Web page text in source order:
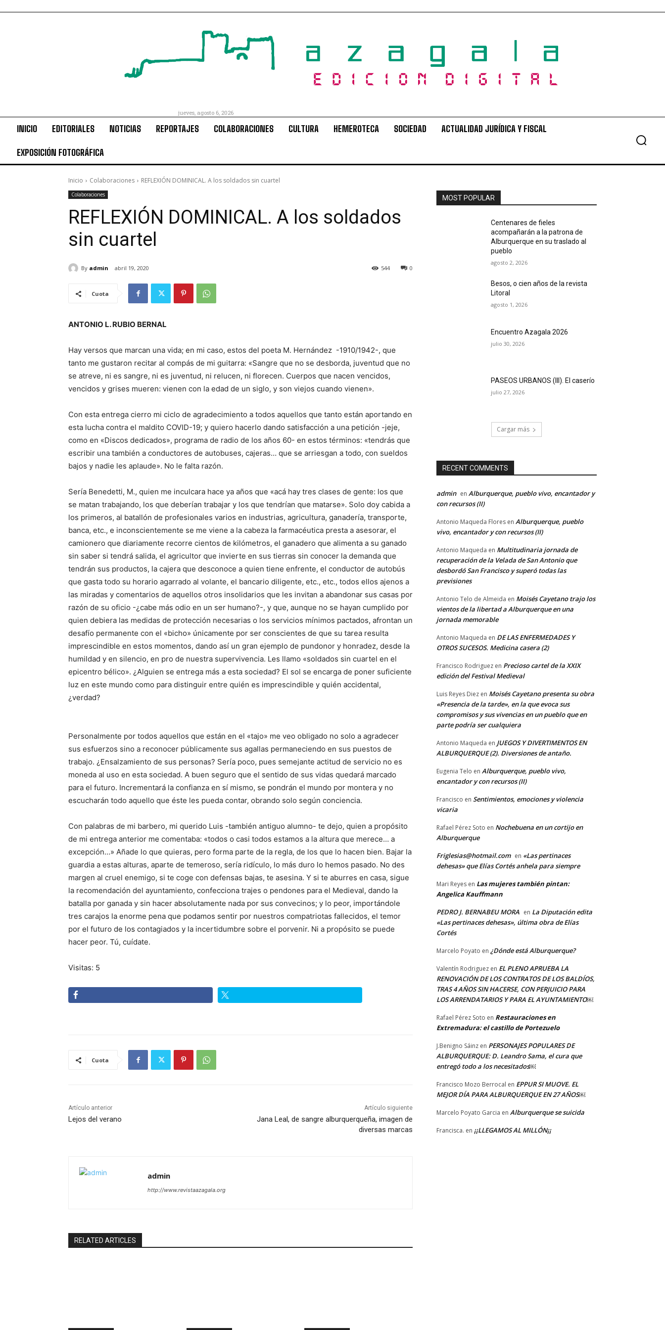
jueves, agosto 6, 2026
INICIO EDITORIALES NOTICIAS REPORTAJES COLABORACIONES CULTURA HEMEROTECA SOCIEDAD ACTUALIDAD JURÍDICA Y FISCAL
EXPOSICIÓN FOTOGRÁFICA
Inicio Colaboraciones REFLEXIÓN DOMINICAL. A los soldados sin cuartel
Colaboraciones
REFLEXIÓN DOMINICAL. A los soldados
sin cuartel
By admin abril 19, 2020 0
544
Cuota
ANTONIO L. RUBIO BERNAL
Hay versos que marcan una vida; en mi caso, estos del poeta M. Hernández -1910/1942-, que
tanto me gustaron recitar al compás de mi guitarra: «Sangre que no se desborda, juventud que no
se atreve, ni es sangre, ni es juventud, ni relucen, ni florecen. Cuerpos que nacen vencidos,
vencidos y grises mueren: vienen con la edad de un siglo, y son viejos cuando vienen».
Con esta entrega cierro mi ciclo de agradecimiento a todos aquellos que tanto están aportando en
esta lucha contra el maldito COVID-19; y quiero hacerlo dando satisfacción a una petición -jeje,
como en «Discos dedicados», programa de radio de los años 60- en estos términos: «tendrás que
escribir una también a conductores de autobuses, cajeras… que se arriesgan a todo, con sueldos
bajos y nadie les aplaude». No le falta razón.
Sería Benedetti, M., quien me inculcara hace ya años que «acá hay tres clases de gente: los que
se matan trabajando, los que deberían trabajar y los que tendrían que matarse». Solo doy cabida a
los primeros, al batallón de profesionales varios en industrias, agricultura, ganadería, transporte,
banca, etc., e inconscientemente se me viene a la cabeza la farmacéutica presta a asesorar, el
camionero que diariamente recorre cientos de kilómetros, el ganadero que alimenta a su ganado
sin saber si tendrá salida, el agricultor que invierte en sus tierras sin conocer la demanda que
tendrán sus productos, la cajera que desconoce a quien tiene enfrente, el conductor de autobús
que gasta todo su horario agarrado al volante, el bancario diligente, etc., etc., todos ellos ajenos a
las miradas y comentarios de aquellos otros insolidarios que les invitan a abandonar sus casas por
razón de su oficio -¿cabe más odio en un ser humano?-, y que, aunque no se hayan cumplido por
quien debiera las medidas de protección necesarias o los servicios mínimos pactados, afrontan un
desafío permanente con el «bicho» únicamente por ser conscientes de que su tarea resulta
imprescindible en estos momentos, dando así un gran ejemplo de pundonor y honradez, desde la
humildad y en silencio, en pro de nuestra supervivencia. Les llamo «soldados sin cuartel en el
epicentro bélico». ¿Alguien se entrega más a esta sociedad? El sol se encarga de poner suficiente
luz en este mundo como para distinguir entre quién es imprescindible y quién accidental,
¿verdad?
Personalmente por todos aquellos que están en el «tajo» me veo obligado no solo a agradecer
sus esfuerzos sino a reconocer públicamente sus agallas permaneciendo en sus puestos de
trabajo. ¿Ensalzamiento de sus personas? Sería poco, pues semejante actitud de servicio no es
moneda al uso en esta sociedad. A buen seguro que el sentido de sus vidas quedará marcado
para el futuro. Incrementará la confianza en sí mismo, se pondrán el mundo por montera y no
escucharán todo aquello que éste les pueda contar, obrando solo según conciencia.
Con palabras de mi barbero, mi querido Luis -también antiguo alumno- te dejo, quien a propósito
de mi entrega anterior me comentaba: «todos o casi todos estamos a la altura que merece… a
excepción…» Añade lo que quieras, pero forma parte de la regla, de los que lo hacen bien. Bajar la
guardia a estas alturas, aparte de temeroso, sería ridículo, lo más duro lo hemos pasado. No des
margen al cruel enemigo, si te coge con defensas bajas, te asesina. Y si te aburres en casa, sigue
la recomendación del ayuntamiento, confecciona trajes o pendones para el Medieval, dando la
batalla por ganada y sin hacer absolutamente nada por sus convecinos; y lo peor, importándole
tres carajos la enorme pena que podamos sentir por nuestros compatriotas fallecidos, el temor
por el futuro de los contagiados y la incertidumbre sobre el porvenir. Ni a propósito se puede
hacer peor. Tú, cuídate.
Visitas: 5
Cuota
Artículo anterior
Lejos del verano
Artículo siguiente
Jana Leal, de sangre alburquerqueña, imagen de
diversas marcas
admin
http://www.revistaazagala.org
RELATED ARTICLES
MOST POPULAR
Centenares de fieles
acompañarán a la patrona de
Alburquerque en su traslado al
pueblo
agosto 2, 2026
Besos, o cien años de la revista
Litoral
agosto 1, 2026
Encuentro Azagala 2026
julio 30, 2026
PASEOS URBANOS (III). El caserío
julio 27, 2026
Cargar más
RECENT COMMENTS
admin en Alburquerque, pueblo vivo, encantador y
con recursos (II)
Antonio Maqueda Flores en Alburquerque, pueblo
vivo, encantador y con recursos (II)
Antonio Maqueda en Multitudinaria jornada de
recuperación de la Velada de San Antonio que
desbordó San Francisco y superó todas las
previsiones
Antonio Telo de Almeida en Moisés Cayetano trajo los
vientos de la libertad a Alburquerque en una
jornada memorable
Antonio Maqueda en DE LAS ENFERMEDADES Y
OTROS SUCESOS. Medicina casera (2)
Francisco Rodriguez en Precioso cartel de la XXIX
edición del Festival Medieval
Luis Reyes Diez en Moisés Cayetano presenta su obra
«Presencia de la tarde», en la que evoca sus
compromisos y sus vivencias en un pueblo que en
parte podría ser cualquiera
Antonio Maqueda en JUEGOS Y DIVERTIMENTOS EN
ALBURQUERQUE (2). Diversiones de antaño.
Eugenia Telo en Alburquerque, pueblo vivo,
encantador y con recursos (II)
Francisco en Sentimientos, emociones y violencia
vicaria
Rafael Pérez Soto en Nochebuena en un cortijo en
Alburquerque
Friglesias@hotmail.com en «Las pertinaces
dehesas» que Elías Cortés anhela para siempre
Mari Reyes en Las mujeres también pintan:
Angelica Kauffmann
PEDRO J. BERNABEU MORA en La Diputación edita
«Las pertinaces dehesas», última obra de Elías
Cortés
Marcelo Poyato en ¿Dónde está Alburquerque?
Valentín Rodriguez en EL PLENO APRUEBA LA
RENOVACIÓN DE LOS CONTRATOS DE LOS BALDÍOS,
TRAS 4 AÑOS SIN HACERSE, CON PERJUICIO PARA
LOS ARRENDATARIOS Y PARA EL AYUNTAMIENTO￼
Rafael Pérez Soto en Restauraciones en
Extremadura: el castillo de Portezuelo
J.Benigno Sáinz en PERSONAJES POPULARES DE
ALBURQUERQUE: D. Leandro Sama, el cura que
entregó todo a los necesitados￼
Francisco Mozo Berrocal en EPPUR SI MUOVE. EL
MEJOR DÍA PARA ALBURQUERQUE EN 27 AÑOS￼
Marcelo Poyato Garcia en Alburquerque se suicida
Francisca. en ¡¡LLEGAMOS AL MILLÓN¡¡